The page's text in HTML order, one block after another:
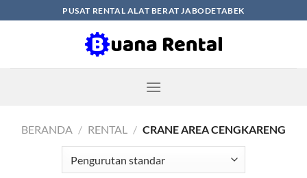
to
PUSAT RENTAL ALAT BERAT JABODETABEK
BERANDA / RENTAL / CRANE AREA CENGKARENG